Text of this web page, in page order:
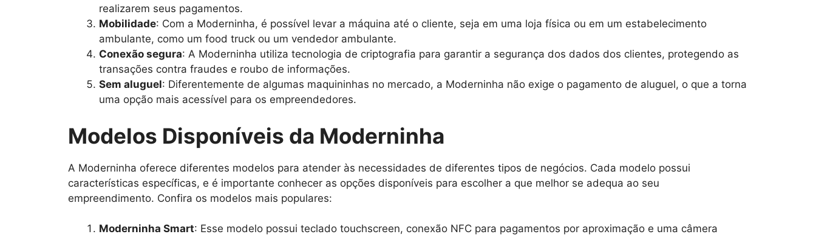
realizarem seus pagamentos.
Mobilidade: Com a Moderninha, é possível levar a máquina até o cliente, seja em uma loja física ou em um estabelecimento
ambulante, como um food truck ou um vendedor ambulante.
Conexão segura: A Moderninha utiliza tecnologia de criptografia para garantir a segurança dos dados dos clientes, protegendo as
transações contra fraudes e roubo de informações.
Sem aluguel: Diferentemente de algumas maquininhas no mercado, a Moderninha não exige o pagamento de aluguel, o que a torna
uma opção mais acessível para os empreendedores.
Modelos Disponíveis da Moderninha
A Moderninha oferece diferentes modelos para atender às necessidades de diferentes tipos de negócios. Cada modelo possui
características específicas, e é importante conhecer as opções disponíveis para escolher a que melhor se adequa ao seu
empreendimento. Confira os modelos mais populares:
Moderninha Smart: Esse modelo possui teclado touchscreen, conexão NFC para pagamentos por aproximação e uma câmera